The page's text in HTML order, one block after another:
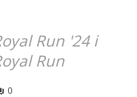
Run '24 i
Run
0